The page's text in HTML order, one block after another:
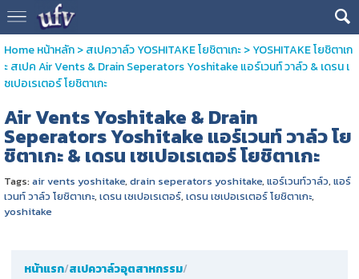
Home หน้าหลัก>สเปควาล์ว YOSHITAKE โยชิตาเกะ>YOSHITAKE โยชิตาเก
ะ สเปค Air Vents & Drain Seperators Yoshitake แอร์เวนท์ วาล์ว & เดรน เ
ซเปอเรเตอร์ โยชิตาเกะ
Air Vents Yoshitake & Drain
Seperators Yoshitake แอร์เวนท์ วาล์ว โย
ชิตาเกะ & เดรน เซเปอเรเตอร์ โยชิตาเกะ
Tags:air vents yoshitake, drain seperators yoshitake, แอร์เวนท์วาล์ว, แอร์
เวนท์ วาล์ว โยชิตาเกะ, เดรน เซเปอเรเตอร์, เดรน เซเปอเรเตอร์ โยชิตาเกะ,
yoshitake
หน้าแรก/สเปควาล์วอุตสาหกรรม/